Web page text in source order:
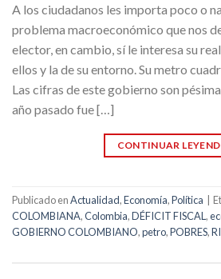
A los ciudadanos les importa poco o
problema macroeconómico que nos
elector, en cambio, sí le interesa su
ellos y la de su entorno. Su metro
Las cifras de este gobierno son
año pasado fue […]
CONTINUAR
Publicado enActualidad,Economía,Política
COLOMBIANA,Colombia,DÉFICIT FISCAL ,
GOBIERNO COLOMBIANO,petro,POBRES,